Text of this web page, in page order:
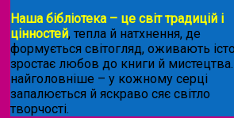
Наша бібліотека – це світ традицій і
цінностей, тепла й натхнення, де
формується світогляд, оживають
зростає любов до книги й мистецтва. І
найголовніше – у кожному серці
запалюється й яскраво сяє світло
творчості.